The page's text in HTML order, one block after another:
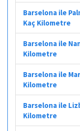
Barselona ile
Kaç Kilometre
Barselona ile
Kilometre
Barselona ile
Kilometre
Barselona ile
Kilometre